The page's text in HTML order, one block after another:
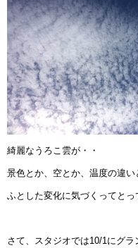
綺麗なうろこ雲が・・
景色とか、空とか、温度の違い
ふとした変化に気づくってと
さて、スタジオでは10/1にグ